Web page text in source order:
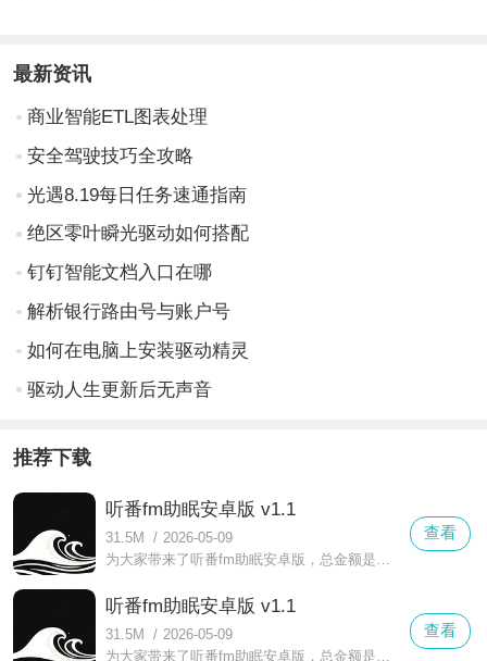
最新资讯
商业智能ETL图表处理
安全驾驶技巧全攻略
光遇8.19每日任务速通指南
绝区零叶瞬光驱动如何搭配
钉钉智能文档入口在哪
解析银行路由号与账户号
如何在电脑上安装驱动精灵
驱动人生更新后无声音
推荐下载
听番fm助眠安卓版 v1.1
31.5M / 2026-05-09
查看
听番fm助眠安卓版 v1.1
31.5M / 2026-05-09
为大家带来了听番fm助眠安卓版，总金额是一款专注于睡眠健康的app，帮助大家提高睡眠质量和缓解压力。内置自然白噪音、疗愈音乐、呼吸引导和冥想练习，帮助大家整理思绪，平复心绪。
查看